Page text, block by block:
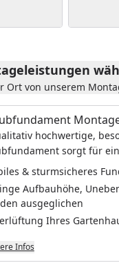
Ort von unserem
hochwertige,
sorgt für
damit eine bequeme,
keine
& sturmsicheres
Aufbauhöhe,
ausgeglichen
Ihres
Infos